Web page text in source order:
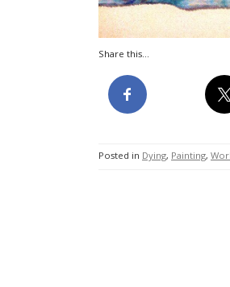
Share this...
Posted in Dying, Painting,